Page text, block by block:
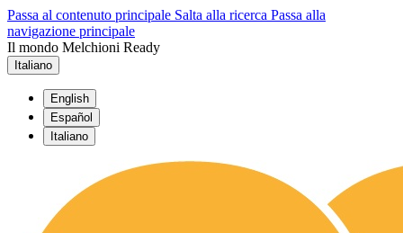
Passa al contenuto principale Salta alla ricerca Passa alla
navigazione principale
Il mondo Melchioni Ready
Italiano
English
Español
Italiano